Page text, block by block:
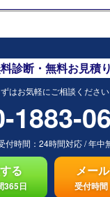
診断・無料お見積り
ずはお気軽にご相談ください
1883-
付時間： 24時間対応/年中
る
365日
メー
受付時